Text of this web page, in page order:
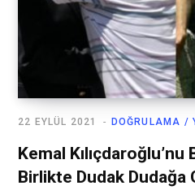
DOĞRULAMA /
22 EYLÜL 2021
Kemal
Birlikte Dudak Dudağa